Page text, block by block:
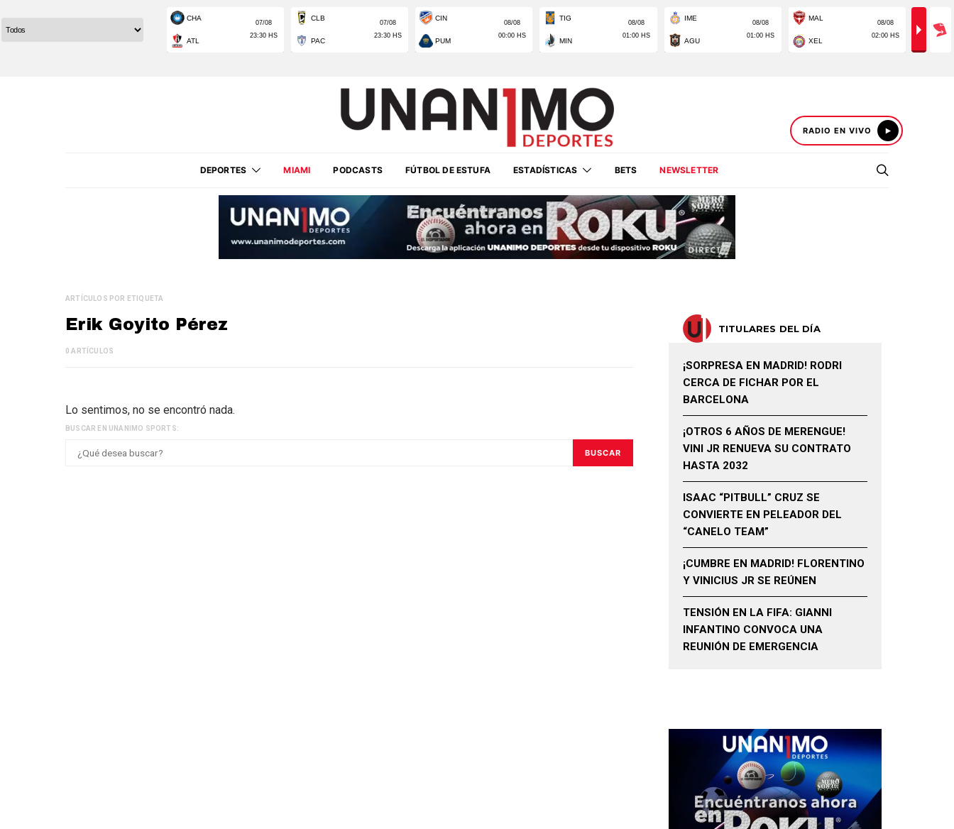
RADIO EN VIVO
DEPORTES MIAMI PODCASTS FÚTBOL DE ESTUFA ESTADÍSTICAS BETS NEWSLETTER
ARTÍCULOS POR ETIQUETA
Erik Goyito Pérez
0 ARTÍCULOS
Lo sentimos, no se encontró nada.
BUSCAR EN UNANIMO SPORTS:
BUSCAR
TITULARES DEL DÍA
¡SORPRESA EN MADRID! RODRI
CERCA DE FICHAR POR EL
BARCELONA
¡OTROS 6 AÑOS DE MERENGUE!
VINI JR RENUEVA SU CONTRATO
HASTA 2032
ISAAC “PITBULL” CRUZ SE
CONVIERTE EN PELEADOR DEL
“CANELO TEAM”
¡CUMBRE EN MADRID! FLORENTINO
Y VINICIUS JR SE REÚNEN
TENSIÓN EN LA FIFA: GIANNI
INFANTINO CONVOCA UNA
REUNIÓN DE EMERGENCIA